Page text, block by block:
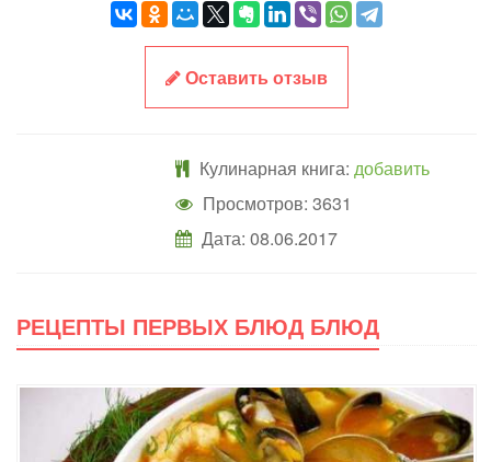
Оставить отзыв
Кулинарная книга: добавить
Просмотров: 3631
Дата: 08.06.2017
РЕЦЕПТЫ ПЕРВЫХ БЛЮД БЛЮД